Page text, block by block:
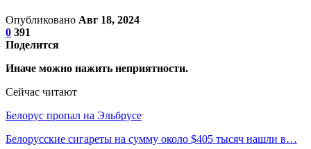
Опубликовано Авг 18, 2024
0 391
Поделится
Иначе можно нажить неприятности.
Сейчас читают
Белорус пропал на Эльбрусе
Белорусские сигареты на сумму около $405 тысяч нашли в…